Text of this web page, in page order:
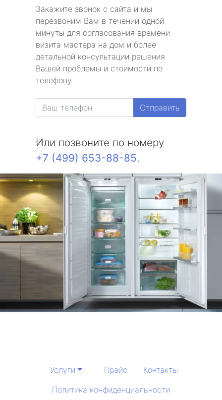
Закажите звонок с сайта и мы
перезвоним Вам в течении одной
минуты для согласования времени
визита мастера на дом и более
детальной консультации решения
Вашей проблемы и стоимости по
телефону.
Отправить
Или позвоните по номеру
+7 (499) 653-88-85.
Услуги Прайс
Контакты
Политика конфиденциальности